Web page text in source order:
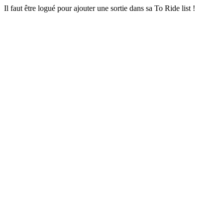
Il faut être logué pour ajouter une sortie dans sa To Ride list !